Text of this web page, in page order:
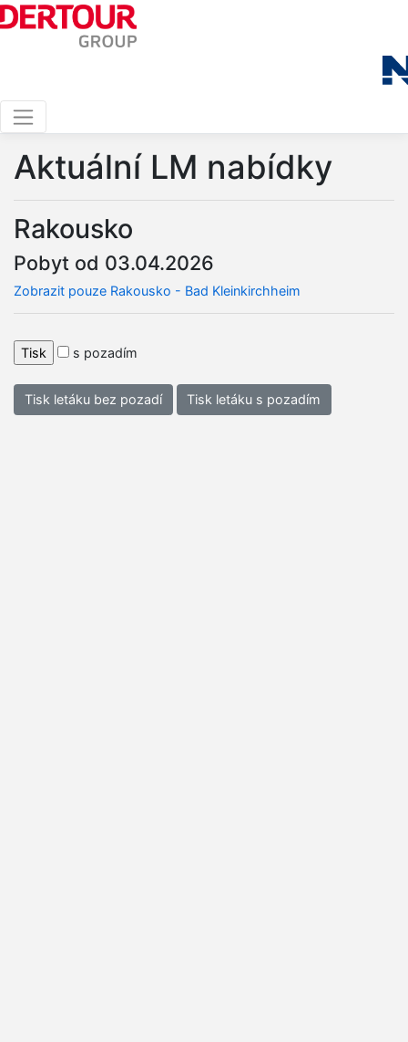
Aktuální LM nabídky
Rakousko
Pobyt od 03.04.2026
Zobrazit pouze Rakousko - Bad Kleinkirchheim
s pozadím
Tisk letáku bez pozadí Tisk letáku s pozadím